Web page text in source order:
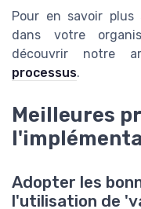
Pour en savoir plus
dans votre
découvrir notre
processus.
Meilleures
Adopter les
l'utilisation de